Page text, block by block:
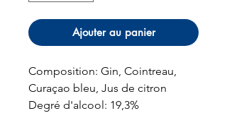
Ajouter au panier
Composition: Gin, Cointreau,
Curaçao bleu, Jus de citron
Degré d'alcool: 19,3%